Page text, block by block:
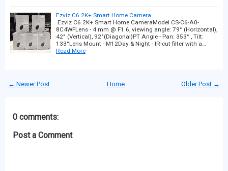
Ezviz C6 2K+ Smart Home Camera
Ezviz C6 2K+ Smart Home CameraModel CS-C6-A0-
8C4WFLens - 4 mm @ F1.6, viewing angle: 79° (Horizontal),
42° (Vertical), 92°(Diagonal)PT Angle - Pan: 353° , Tilt:
133°Lens Mount - M12Day & Night - IR-cut filter with a…
Read More
← Newer Post Older Post →
Home
0 comments:
Post a Comment